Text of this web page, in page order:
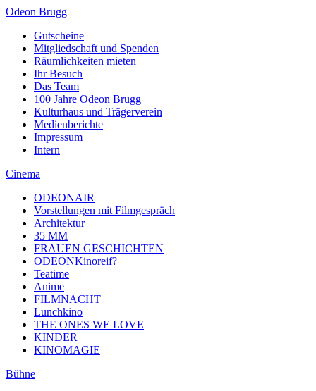
Odeon Brugg
Gutscheine
Mitgliedschaft und Spenden
Räumlichkeiten mieten
Ihr Besuch
Das Team
100 Jahre Odeon Brugg
Kulturhaus und Trägerverein
Medienberichte
Impressum
Intern
Cinema
ODEONAIR
Vorstellungen mit Filmgespräch
Architektur
35 MM
FRAUEN GESCHICHTEN
ODEONKinoreif?
Teatime
Anime
FILMNACHT
Lunchkino
THE ONES WE LOVE
KINDER
KINOMAGIE
Bühne